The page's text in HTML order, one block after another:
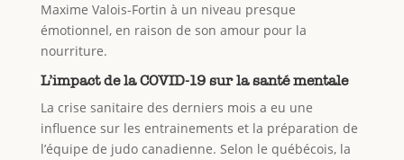
Maxime Valois-Fortin à un niveau presque
émotionnel, en raison de son amour pour la
nourriture.
L’impact de la COVID-19 sur la santé mentale
La crise sanitaire des derniers mois a eu une
influence sur les entrainements et la préparation de
l’équipe de judo canadienne. Selon le québécois, la